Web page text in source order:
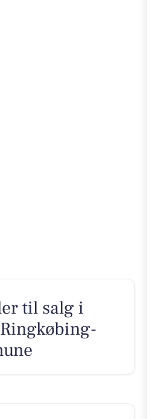
til salg i